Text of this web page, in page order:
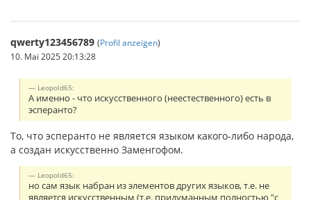
qwerty123456789 (Profil anzeigen)
10. Mai 2025 20:13:28
Leopold65:
А именно - что искусственного (неестественного) есть в
эсперанто?
То, что эсперанто не является языком какого-либо народа,
а создан искусственно Заменгофом.
Leopold65:
но сам язык набран из элементов других языков, т.е. не